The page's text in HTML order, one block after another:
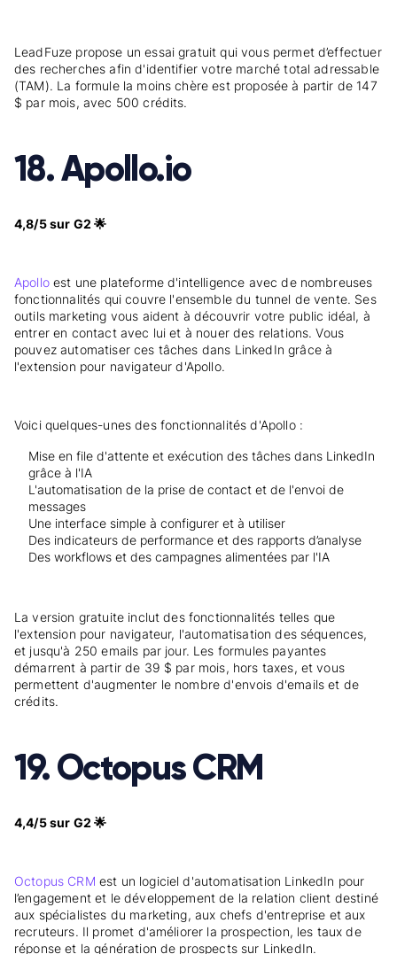
LeadFuze propose un essai gratuit qui vous permet d’effectuer
des recherches afin d'identifier votre marché total adressable
(TAM). La formule la moins chère est proposée à partir de 147
$ par mois, avec 500 crédits.
18. Apollo.io
4,8/5 sur G2 🌟
Apolloest une plateforme d'intelligence avec de nombreuses
fonctionnalités qui couvre l'ensemble du tunnel de vente. Ses
outils marketing vous aident à découvrir votre public idéal, à
entrer en contact avec lui et à nouer des relations. Vous
pouvez automatiser ces tâches dans LinkedIn grâce à
l'extension pour navigateur d'Apollo.
Voici quelques-unes des fonctionnalités d'Apollo :
Mise en file d'attente et exécution des tâches dans LinkedIn
grâce à l'IA
L'automatisation de la prise de contact et de l'envoi de
messages
Une interface simple à configurer et à utiliser
Des indicateurs de performance et des rapports d’analyse
Des workflows et des campagnes alimentées par l'IA
La version gratuite inclut des fonctionnalités telles que
l'extension pour navigateur, l'automatisation des séquences,
et jusqu'à 250 emails par jour. Les formules payantes
démarrent à partir de 39 $ par mois, hors taxes, et vous
permettent d'augmenter le nombre d'envois d'emails et de
crédits.
19. Octopus CRM
4,4/5 sur G2 🌟
Octopus CRM est un logiciel d'automatisation LinkedIn pour
l’engagement et le développement de la relation client destiné
aux spécialistes du marketing, aux chefs d'entreprise et aux
recruteurs. Il promet d'améliorer la prospection, les taux de
réponse et la génération de prospects sur LinkedIn.